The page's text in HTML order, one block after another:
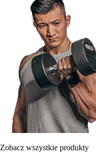
Zobacz wszystkie produkty